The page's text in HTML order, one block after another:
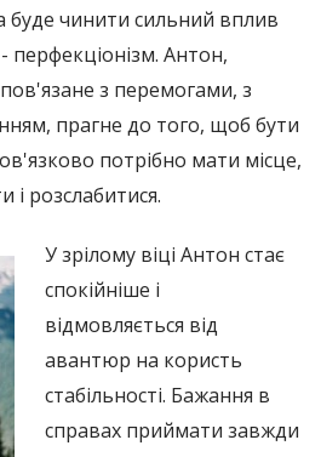
чинити сильний вплив
перфекціонізм. Антон,
з перемогами, з
прагне до того, щоб бути
потрібно мати місце,
і розслабитися.
У зрілому віці Антон стає
спокійніше і
відмовляється від
авантюр на користь
стабільності. Бажання в
справах приймати завжди